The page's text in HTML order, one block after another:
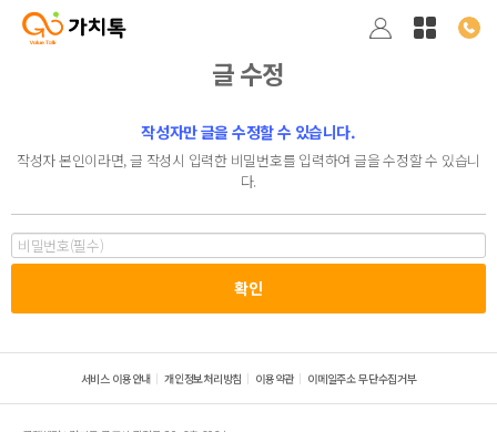
글 수정
작성자만 글을 수정할 수 있습니다.
작성자 본인이라면, 글 작성시 입력한 비밀번호를 입력하여 글을 수정할 수 있습니
다.
서비스 이용안내 개인정보처리방침 이용약관 이메일주소 무단수집거부